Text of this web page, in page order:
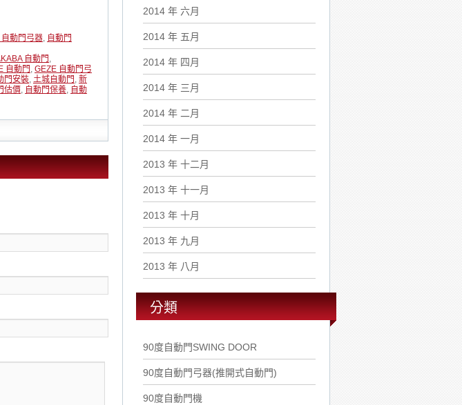
動門弓器, 自動門
自動門 ,
自動門 , GEZE 自動門弓
門安裝, 土城自動門 , 新
估價, 自動門保養, 自動
2014 年 六月
2014 年 五月
2014 年 四月
2014 年 三月
2014 年 二月
2014 年 一月
2013 年 十二月
2013 年 十一月
2013 年 十月
2013 年 九月
2013 年 八月
分類
90度自動門SWING DOOR
90度自動門弓器(推開式自動門)
90度自動門機